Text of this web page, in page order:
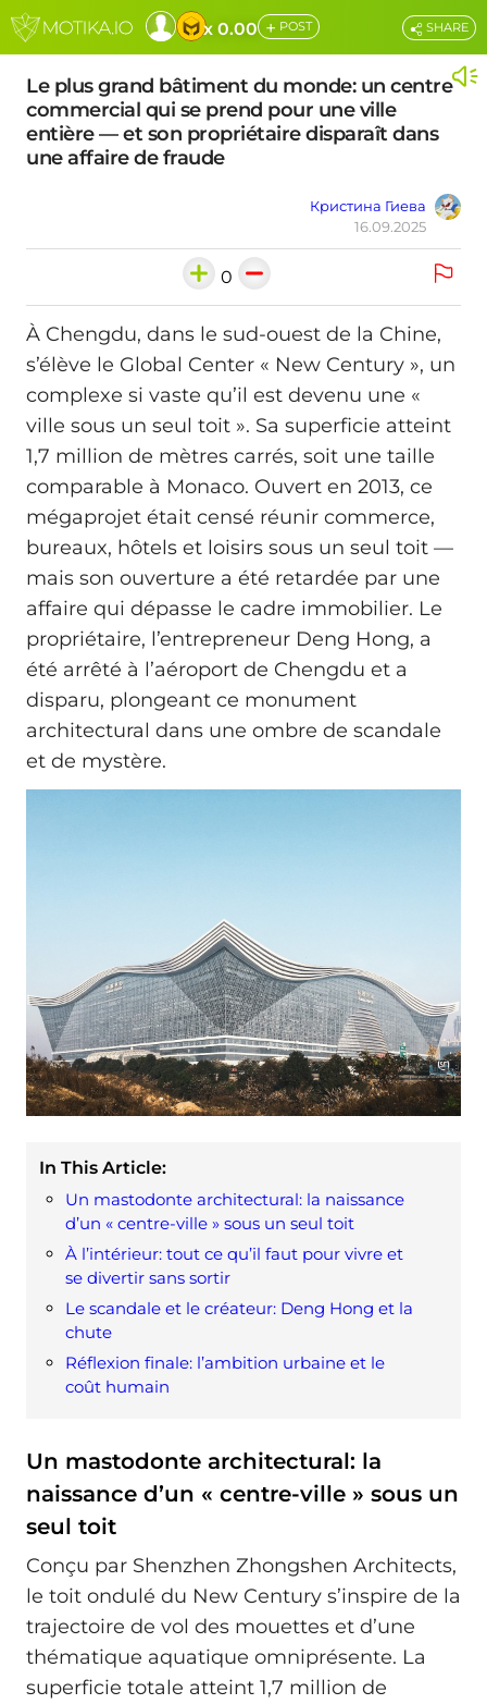
x 0.00 + POST
Le plus grand bâtiment du monde: un centre
commercial qui se prend pour une ville
entière — et son propriétaire disparaît dans
une affaire de fraude
Кристина Гиева
16.09.2025
SHARE
0
À Chengdu, dans le sud-ouest de la Chine,
s’élève le Global Center « New Century », un
complexe si vaste qu’il est devenu une «
ville sous un seul toit ». Sa superficie atteint
1,7 million de mètres carrés, soit une taille
comparable à Monaco. Ouvert en 2013, ce
mégaprojet était censé réunir commerce,
bureaux, hôtels et loisirs sous un seul toit —
mais son ouverture a été retardée par une
affaire qui dépasse le cadre immobilier. Le
propriétaire, l’entrepreneur Deng Hong, a
été arrêté à l’aéroport de Chengdu et a
disparu, plongeant ce monument
architectural dans une ombre de scandale
et de mystère.
In This Article:
Un mastodonte architectural: la naissance
d’un « centre-ville » sous un seul toit
À l’intérieur: tout ce qu’il faut pour vivre et
se divertir sans sortir
Le scandale et le créateur: Deng Hong et la
chute
Réflexion finale: l’ambition urbaine et le
coût humain
Un mastodonte architectural: la
naissance d’un « centre-ville » sous un
seul toit
Conçu par Shenzhen Zhongshen Architects,
le toit ondulé du New Century s’inspire de la
trajectoire de vol des mouettes et d’une
thématique aquatique omniprésente. La
superficie totale atteint 1,7 million de